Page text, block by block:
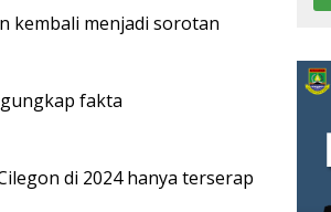
kembali menjadi sorotan
fakta
di 2024 hanya terserap